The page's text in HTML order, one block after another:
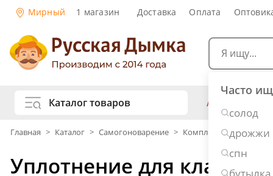
Мирный 1 магазин Доставка Оплата
Часто
солод
дрожжи
спн
бутылка
Каталог товаров
Копчение и колбасы
АКЦИИ
Рецепты
Главная > Каталог > Самогоноварение > Комплектующие >
Уплотнение для клампа